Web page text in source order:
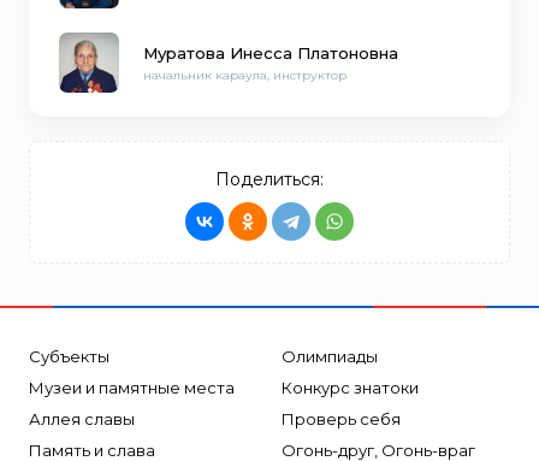
Муратова Инесса Платоновна
начальник караула, инструктор
Поделиться:
Субъекты
Музеи и памятные места
Аллея славы
Память и слава
Олимпиады
Конкурс знатоки
Проверь себя
Огонь-друг, Огонь-враг